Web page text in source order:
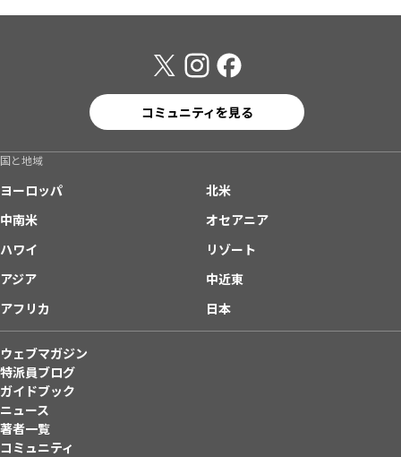
コミュニティを見る
国と地域
ヨーロッパ
北米
中南米
オセアニア
ハワイ
リゾート
アジア
中近東
アフリカ
日本
ウェブマガジン
特派員ブログ
ガイドブック
ニュース
著者一覧
コミュニティ